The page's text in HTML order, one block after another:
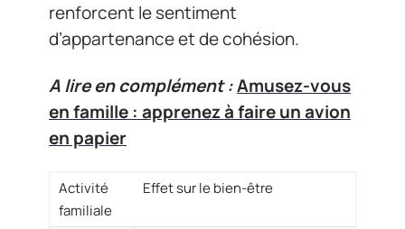
renforcent le sentiment
d’appartenance et de cohésion.
A lire en complément :Amusez-vous
en famille : apprenez à faire un avion
en papier
Activité
familiale
Effet sur le bien-être